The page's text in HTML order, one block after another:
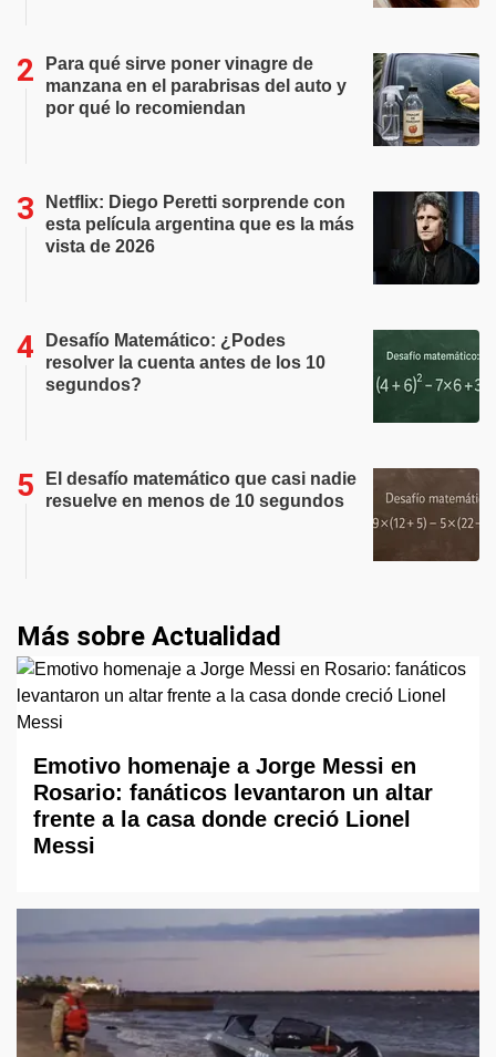
Para qué sirve poner vinagre de
manzana en el parabrisas del auto y
por qué lo recomiendan
Netflix: Diego Peretti sorprende con
esta película argentina que es la más
vista de 2026
Desafío Matemático: ¿Podes
resolver la cuenta antes de los 10
segundos?
El desafío matemático que casi nadie
resuelve en menos de 10 segundos
Más sobre Actualidad
Emotivo homenaje a Jorge Messi en
Rosario: fanáticos levantaron un altar
frente a la casa donde creció Lionel
Messi